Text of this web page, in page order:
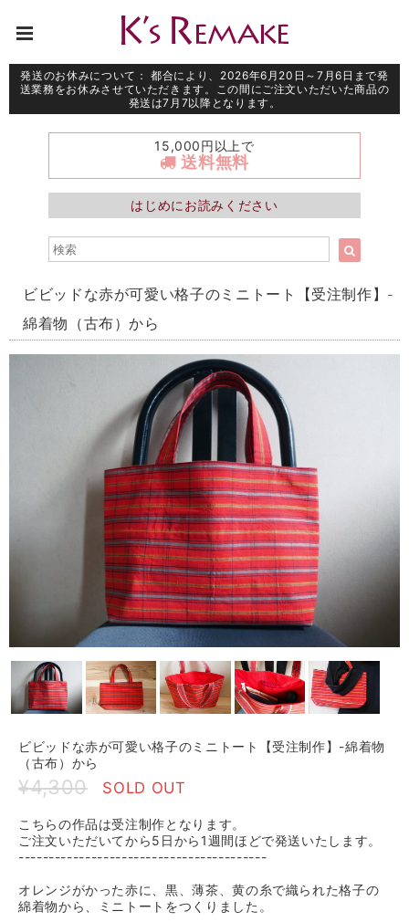
発送のお休みについて： 都合により、2026年6月20日～7月6日まで発
送業務をお休みさせていただきます。この間にご注文いただいた商品の
発送は7月7以降となります。
15,000円以上で
送料無料
はじめにお読みください
ビビッドな赤が可愛い格子のミニトート【受注制作】-
綿着物（古布）から
ビビッドな赤が可愛い格子のミニトート【受注制作】-綿着物
（古布）から
¥4,300 SOLD OUT
こちらの作品は受注制作となります。
ご注文いただいてから5日から1週間ほどで発送いたします。
-----------------------------------------
オレンジがかった赤に、黒、薄茶、黄の糸で織られた格子の
綿着物から、ミニトートをつくりました。